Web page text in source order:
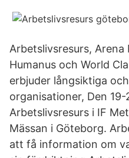
Arbetslivsresurs, Arena
Humanus och World
erbjuder långsiktiga
organisationer, Den
Arbetslivsresurs i IF
Mässan i Göteborg.
att få information om